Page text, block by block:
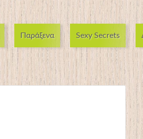
Παράξενα Sexy Secrets